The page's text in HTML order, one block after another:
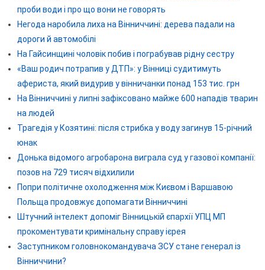
проби води і про що вони не говорять
Негода наробила лиха на Вінниччині: дерева падали на
дороги й автомобілі
На Гайсинщині чоловік побив і пограбував рідну сестру
«Ваш родич потрапив у ДТП»: у Вінниці судитимуть
афериста, який видурив у вінничанки понад 153 тис. грн
На Вінниччині у липні зафіксовано майже 600 нападів тварин
на людей
Трагедія у Козятині: після стрибка у воду загинув 15-річний
юнак
Донька відомого агробарона виграла суд у газової компанії:
позов на 729 тисяч відхилили
Попри політичне охолодження між Києвом і Варшавою
Польща продовжує допомагати Вінниччині
Штучний інтелект допоміг Вінницькій єпархії УПЦ МП
прокоментувати кримінальну справу ієрея
Заступником головнокомандувача ЗСУ стане генерал із
Вінниччини?